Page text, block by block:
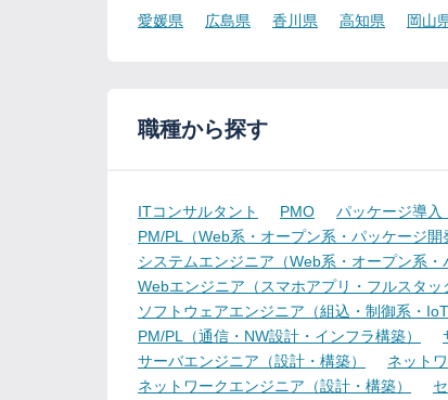
愛媛県 広島県 香川県 高知県 岡山
職種から探す
ITコンサルタント PMO パッケージ導入
PM/PL（Web系・オープン系・パッケージ開
システムエンジニア（Web系・オープン系・
Webエンジニア（スマホアプリ・フルスタッ
ソフトウェアエンジニア（組込・制御系・IoT
PM/PL（通信・NW設計・インフラ構築）
サーバエンジニア（設計・構築）
ネット
ネットワークエンジニア（設計・構築）